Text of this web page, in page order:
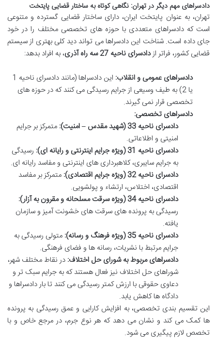
دادسراهای مهم دیگر در تهران: نگاهی کوتاه به ساختار قضایی پایتخت
تهران، به عنوان پایتخت ایران، دارای ساختار قضایی گسترده و متنوعی
است که دادسراهای متعددی با حوزه های تخصصی مختلف را در خود
جای داده است. شناخت این دادسراها می تواند دید کلی بهتری از سیستم
قضایی کشور، فراتر ازدادسرای ناحیه 27 سه راه آذری
، به افراد بدهد:
دادسراهای عمومی و انقلاب:
این دادسراها (مانند دادسرای ناحیه 1
یا 2) به طیف وسیعی از جرایم رسیدگی می کنند که در حوزه های
تخصصی قرار نمی گیرند.
دادسراهای تخصصی:
دادسرای ناحیه 33 (شهید مقدس – امنیت):
متمرکز بر جرایم
امنیتی و اطلاعاتی.
دادسرای ناحیه 31 (ویژه جرایم اینترنتی و رایانه ای):
رسیدگی
به جرایم سایبری، کلاهبرداری های اینترنتی و مفاسد رایانه ای.
دادسرای ناحیه 32 (ویژه جرایم اقتصادی):
متمرکز بر مفاسد
اقتصادی، اختلاس، ارتشاء و پولشویی.
دادسرای ناحیه 34 (ویژه سرقت مسلحانه و مقرون به آزار):
رسیدگی به پرونده های سرقت های خشونت آمیز و سازمان
یافته.
دادسرای ناحیه 35 (ویژه فرهنگ و رسانه):
متولی رسیدگی به
جرایم مرتبط با نشریات، رسانه ها و فضای فرهنگی.
دادسراهای مربوط به شورای حل اختلاف: در نقاط مختلف شهر،
شوراهای حل اختلاف نیز فعال هستند که به جرایم سبک تر و
دعاوی حقوقی با ارزش کمتر رسیدگی می کنند تا بار دادسراها و
دادگاه ها کاهش یابد.
این تقسیم بندی تخصصی، به افزایش کارایی و عمق رسیدگی به پرونده
ها کمک می کند و نشان می دهد که هر نوع جرم، در مرجع خاص و با
تخصص لازم پیگیری می شود.